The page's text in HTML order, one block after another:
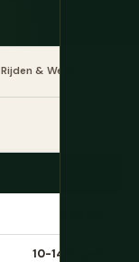
Rijden & Wegen
10-14 dagen